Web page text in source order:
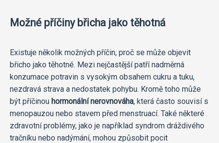
Možné příčiny břicha jako těhotná
Existuje několik možných příčin, proč se může objevit
břicho jako těhotné. Mezi nejčastější patří nadměrná
konzumace potravin s vysokým obsahem cukru a tuku,
nezdravá strava a nedostatek pohybu. Kromě toho může
být příčinou hormonální nerovnováha, která často souvisí s
menopauzou nebo stavem před menstruací. Také některé
zdravotní problémy, jako je například syndrom dráždivého
tračníku nebo nadýmání, mohou způsobit pocit